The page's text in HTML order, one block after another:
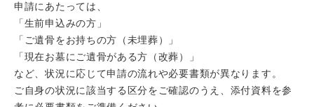
申請にあたっては、
「生前申込みの方」
「ご遺骨をお持ちの方（未埋葬）」
「現在お墓にご遺骨がある方（改葬）」
など、状況に応じて申請の流れや必要書類が異なります。
ご自身の状況に該当する区分をご確認のうえ、添付資料を参